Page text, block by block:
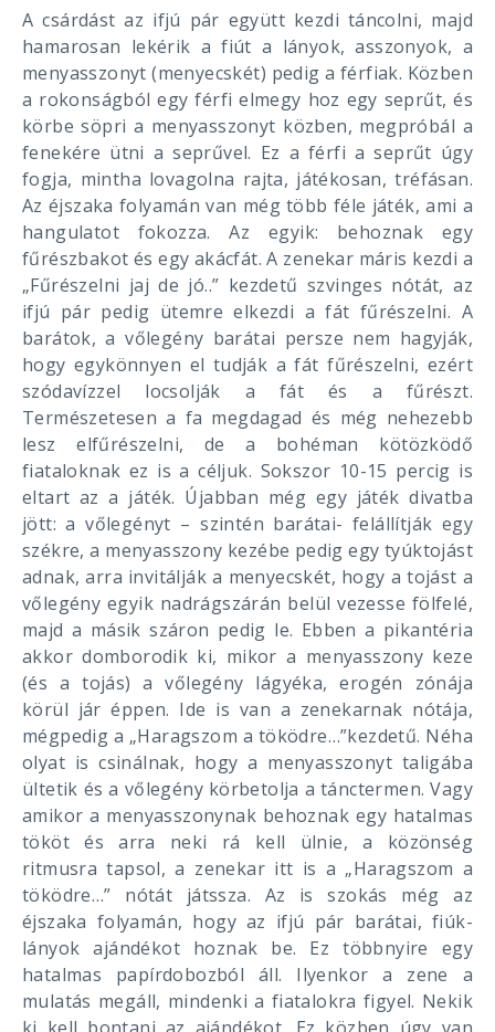
A csárdást az ifjú pár együtt kezdi táncolni, majd
hamarosan lekérik a fiút a lányok, asszonyok, a
menyasszonyt (menyecskét) pedig a férfiak. Közben
a rokonságból egy férfi elmegy hoz egy seprűt, és
körbe söpri a menyasszonyt közben, megpróbál a
fenekére ütni a seprűvel. Ez a férfi a seprűt úgy
fogja, mintha lovagolna rajta, játékosan, tréfásan.
Az éjszaka folyamán van még több féle játék, ami a
hangulatot fokozza. Az egyik: behoznak egy
fűrészbakot és egy akácfát. A zenekar máris kezdi a
„Fűrészelni jaj de jó..” kezdetű szvinges nótát, az
ifjú pár pedig ütemre elkezdi a fát fűrészelni. A
barátok, a vőlegény barátai persze nem hagyják,
hogy egykönnyen el tudják a fát fűrészelni, ezért
szódavízzel locsolják a fát és a fűrészt.
Természetesen a fa megdagad és még nehezebb
lesz elfűrészelni, de a bohéman kötözködő
fiataloknak ez is a céljuk. Sokszor 10-15 percig is
eltart az a játék. Újabban még egy játék divatba
jött: a vőlegényt – szintén barátai- felállítják egy
székre, a menyasszony kezébe pedig egy tyúktojást
adnak, arra invitálják a menyecskét, hogy a tojást a
vőlegény egyik nadrágszárán belül vezesse fölfelé,
majd a másik száron pedig le. Ebben a pikantéria
akkor domborodik ki, mikor a menyasszony keze
(és a tojás) a vőlegény lágyéka, erogén zónája
körül jár éppen. Ide is van a zenekarnak nótája,
mégpedig a „Haragszom a töködre…”kezdetű. Néha
olyat is csinálnak, hogy a menyasszonyt taligába
ültetik és a vőlegény körbetolja a tánctermen. Vagy
amikor a menyasszonynak behoznak egy hatalmas
tököt és arra neki rá kell ülnie, a közönség
ritmusra tapsol, a zenekar itt is a „Haragszom a
töködre…” nótát játssza. Az is szokás még az
éjszaka folyamán, hogy az ifjú pár barátai, fiúk-
lányok ajándékot hoznak be. Ez többnyire egy
hatalmas papírdobozból áll. Ilyenkor a zene a
mulatás megáll, mindenki a fiatalokra figyel. Nekik